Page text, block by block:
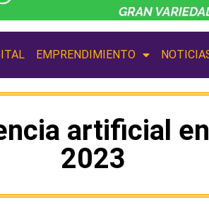
EMPRENDIMIENTO
artificial
2023